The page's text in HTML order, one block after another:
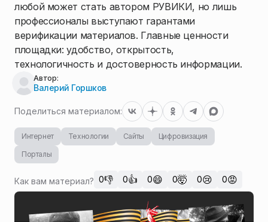
любой может стать автором РУВИКИ, но лишь
профессионалы выступают гарантами
верификации материалов. Главные ценности
площадки: удобство, открытость,
технологичность и достоверность информации.
Автор:
Валерий Горшков
Поделиться материалом:
Интернет Технологии Сайты
Цифровизация
Порталы
Как вам материал? 0👎 0👍 0😄 0🤯 0😢 0😡